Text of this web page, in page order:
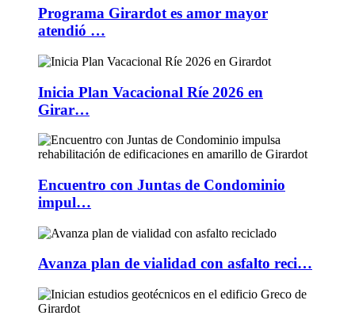
Programa Girardot es amor mayor
atendió …
Inicia Plan Vacacional Ríe 2026 en
Girar…
Encuentro con Juntas de Condominio
impul…
Avanza plan de vialidad con asfalto reci…